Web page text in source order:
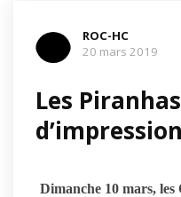
ROC-HC
20 mars 2019
Les
Dimanche 10 mars, les